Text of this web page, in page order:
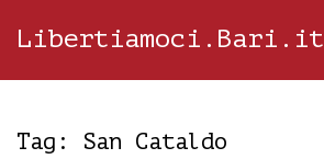
Libertiamoci.Bari.it
Tag: San Cataldo